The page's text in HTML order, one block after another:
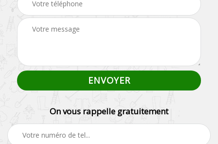
On vous rappelle gratuitement